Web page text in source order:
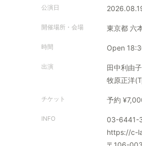
公演日
開催場所・会場 東京都 六
時間 Open
出演
田中利由
牧原正洋
チケット 予約
INFO
03-6441-
https://c-